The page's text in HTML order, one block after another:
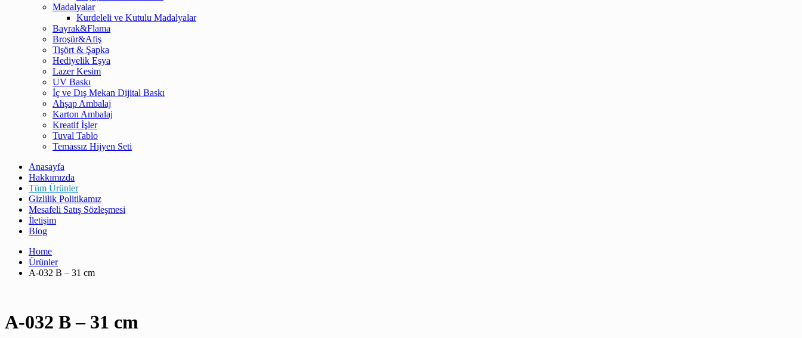
Madalyalar
Kurdeleli ve Kutulu Madalyalar
Bayrak&Flama
Broşür&Afiş
Tişört & Şapka
Hediyelik Eşya
Lazer Kesim
UV Baskı
İç ve Dış Mekan Dijital Baskı
Ahşap Ambalaj
Karton Ambalaj
Kreatif İşler
Tuval Tablo
Temassız Hijyen Seti
Anasayfa
Hakkımızda
Tüm Ürünler
Gizlilik Politikamız
Mesafeli Satış Sözleşmesi
İletişim
Blog
Home
Ürünler
A-032 B – 31 cm
A-032 B – 31 cm